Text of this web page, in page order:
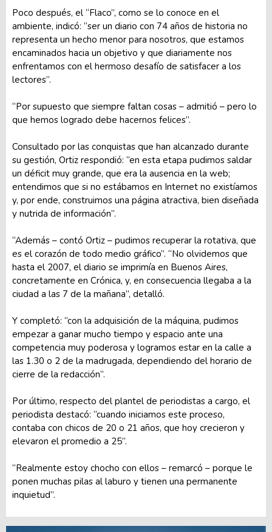
Poco después, el “Flaco”, como se lo conoce en el
ambiente, indicó: “ser un diario con 74 años de historia no
representa un hecho menor para nosotros, que estamos
encaminados hacia un objetivo y que diariamente nos
enfrentamos con el hermoso desafío de satisfacer a los
lectores”.
“Por supuesto que siempre faltan cosas – admitió – pero lo
que hemos logrado debe hacernos felices”.
Consultado por las conquistas que han alcanzado durante
su gestión, Ortiz respondió: “en esta etapa pudimos saldar
un déficit muy grande, que era la ausencia en la web;
entendimos que si no estábamos en Internet no existíamos
y, por ende, construimos una página atractiva, bien diseñada
y nutrida de información”.
“Además – contó Ortiz – pudimos recuperar la rotativa, que
es el corazón de todo medio gráfico”. “No olvidemos que
hasta el 2007, el diario se imprimía en Buenos Aires,
concretamente en Crónica, y, en consecuencia llegaba a la
ciudad a las 7 de la mañana”, detalló.
Y completó: “con la adquisición de la máquina, pudimos
empezar a ganar mucho tiempo y espacio ante una
competencia muy poderosa y logramos estar en la calle a
las 1.30 o 2 de la madrugada, dependiendo del horario de
cierre de la redacción”.
Por último, respecto del plantel de periodistas a cargo, el
periodista destacó: “cuando iniciamos este proceso,
contaba con chicos de 20 o 21 años, que hoy crecieron y
elevaron el promedio a 25”.
“Realmente estoy chocho con ellos – remarcó – porque le
ponen muchas pilas al laburo y tienen una permanente
inquietud”.